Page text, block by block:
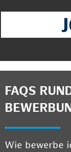
FAQS
Wie bewerbe